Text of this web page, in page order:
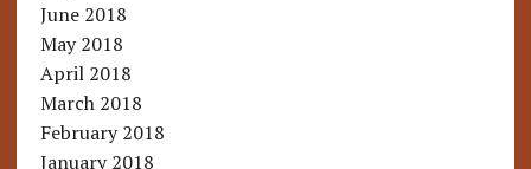
June 2018
May 2018
April 2018
March 2018
February 2018
January 2018